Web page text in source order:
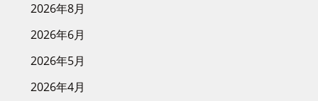
2026年8月
2026年6月
2026年5月
2026年4月